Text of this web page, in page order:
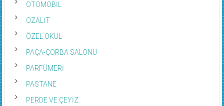
OTOMOBİL
OZALİT
ÖZEL OKUL
PAÇA-ÇORBA SALONU
PARFÜMERİ
PASTANE
PERDE VE ÇEYİZ